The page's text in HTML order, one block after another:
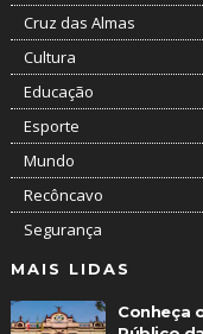
Cruz das Almas
Cultura
Educação
Esporte
Mundo
Recôncavo
Segurança
MAIS LIDAS
Conheça